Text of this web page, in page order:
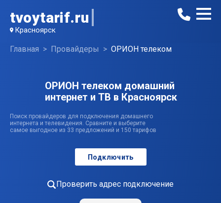
tvoytarif.ru
Красноярск
Главная Провайдеры ОРИОН телеком
ОРИОН телеком домашний
интернет и ТВ в Красноярск
Поиск провайдеров для подключения домашнего
интернета и телевидения. Сравните и выберите
самое выгодное из 33 предложений и 150 тарифов
Подключить
Проверить адрес подключение